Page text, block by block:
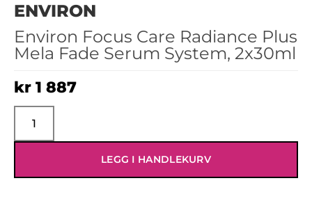
ENVIRON
Environ Focus Care Radiance Plus
Mela Fade Serum System, 2x30ml
kr 1 887
LEGG I HANDLEKURV